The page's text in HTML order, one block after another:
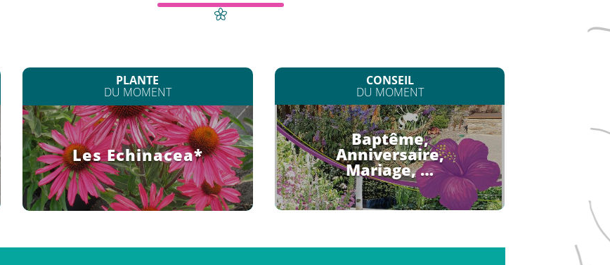
PLANTE
DU MOMENT
Les Echinacea*
CONSEIL
DU MOMENT
Baptême,
Anniversaire,
Mariage, …